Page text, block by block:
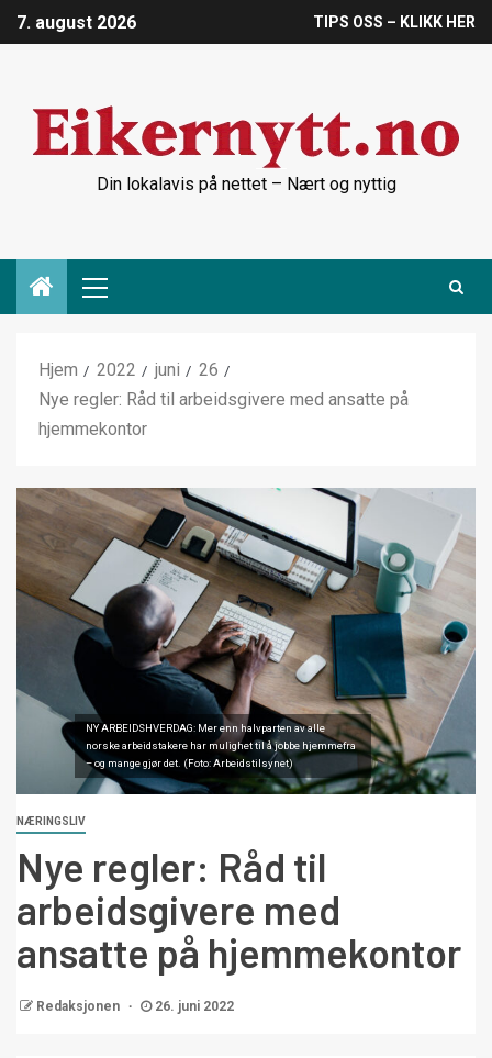
7. august 2026 TIPS OSS – KLIKK HER
Din lokalavis på nettet – Nært og nyttig
Hjem 2022 juni
26
Nye regler: Råd til arbeidsgivere med ansatte på
hjemmekontor
NY ARBEIDSHVERDAG: Mer enn halvparten av alle
norske arbeidstakere har mulighet til å jobbe hjemmefra
– og mange gjør det. (Foto: Arbeidstilsynet)
NÆRINGSLIV
Nye regler: Råd til
arbeidsgivere med
ansatte på hjemmekontor
Redaksjonen 26. juni 2022